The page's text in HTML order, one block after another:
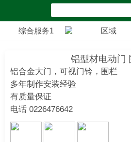
综合服务1 区域
铝型材电动门
铝合金大门，可视门铃，围栏
多年制作安装经验
有质量保证
电话 0226476642